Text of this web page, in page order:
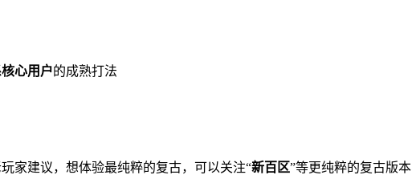
心用户的成熟打法
家建议，想体验最纯粹的复古，可以关注“新百区”等更纯粹的复古版本